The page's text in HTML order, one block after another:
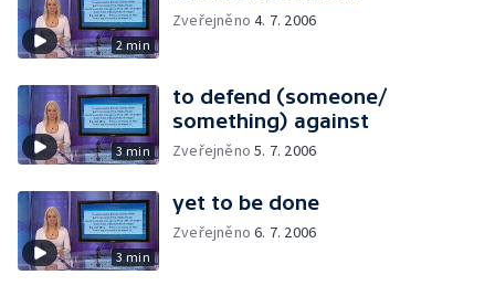
2 min
Zveřejněno4. 7. 2006
3 min
to defend (someone/
something) against
Zveřejněno5. 7. 2006
3 min
yet to be done
Zveřejněno6. 7. 2006